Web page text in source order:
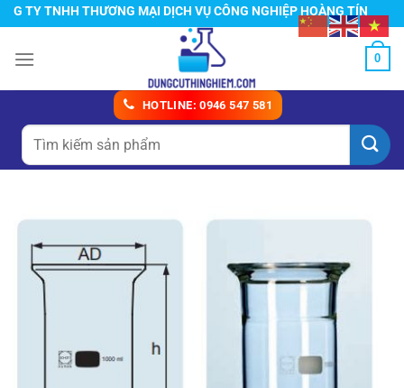
Chuyển
đến
nội
TY TNHH THƯƠNG MẠI DỊCH VỤ CÔNG NGHIỆP HOÀNG TÍN
0
HOTLINE: 0946 547 581
Tìm
kiếm: